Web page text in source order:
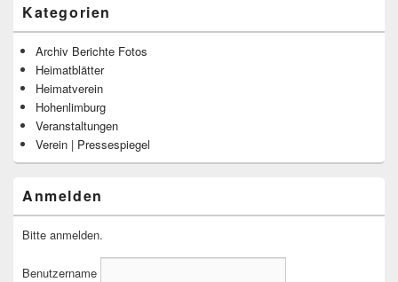
Kategorien
Archiv Berichte Fotos
Heimatblätter
Heimatverein
Hohenlimburg
Veranstaltungen
Verein | Pressespiegel
Anmelden
Bitte anmelden.
Benutzername